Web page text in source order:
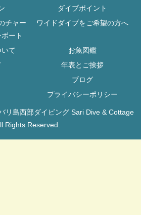
ダイブポイント
チャー
ート
ワイドダイブをご希望の方へ
て
お魚図鑑
年表とご挨拶
ブログ
プライバシーポリシー
リ島西部ダイビング Sari Dive & Cottage
Rights Reserved.